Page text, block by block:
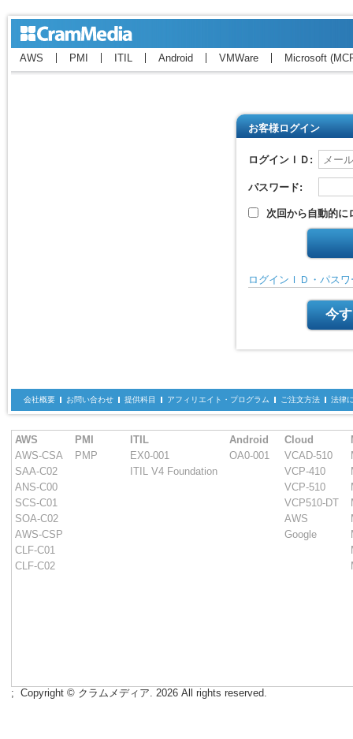
AWS PMI ITIL Android VMWare Microsoft
お客様ログイン
ログインＩＤ:
パスワード:
次回から自動的に
ログインＩＤ・パス
会社概要 お問い合わせ 提供科目 アフィリエイト・プログラム ご注文方法 法律
AWS
AWS-CSA
SAA-C02
ANS-C00
SCS-C01
SOA-C02
AWS-CSP
CLF-C01
CLF-C02
PMI
PMP
ITIL
EX0-001
ITIL V4 Foundation
Android
OA0-001
Cloud
VCAD-510
VCP-410
VCP-510
VCP510-DT
AWS
Google
; Copyright © クラムメディア. 2026 All rights reserved.